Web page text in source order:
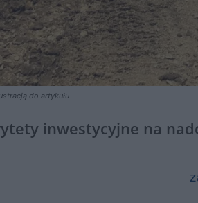
do artykułu
inwestycyjne na